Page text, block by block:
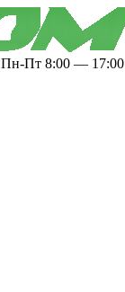
Пн-Пт 8:00 — 17:00